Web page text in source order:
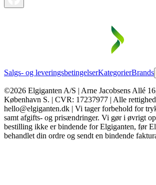
Salgs- og leveringsbetingelserKategorierBrands
©2026 Elgiganten A/S | Arne Jacobsens Allé
København S. | CVR: 17237977 | Alle
hello@elgiganten.dk | Vi tager forbehold for
samt afgifts- og prisændringer. Vi gør i øvrigt
bestilling ikke er bindende for Elgiganten, før
behandlet din ordre og sendt en bindende